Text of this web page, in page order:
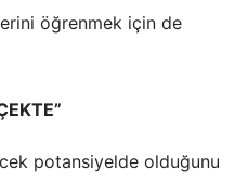
öğrenmek için de
potansiyelde olduğunu